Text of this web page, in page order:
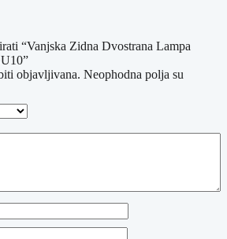
“Vanjska Zidna Dvostrana Lampa
objavljivana. Neophodna polja su